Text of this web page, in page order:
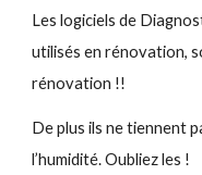
Les logiciels de
utilisés en rénovation,
rénovation !!
De plus ils ne tiennent
l’humidité. Oubliez les !